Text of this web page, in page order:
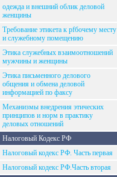
одежда и внешний облик деловой
женщины
Требование этикета к рfбочему месту
и служебному помещению
Этика служебных взаимоотношений
мужчины и женщины
Этика письменного делового
общения и обмена деловой
информацией по факсу
Механизмы внедрения этических
принципов и норм в практику
деловых отношений
Налоговый Кодекс РФ
Налоговый кодекс РФ. Часть первая
Налоговый кодекс РФ.Часть вторая